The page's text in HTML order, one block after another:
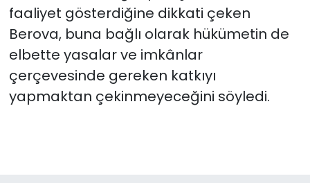
faaliyet gösterdiğine dikkati çeken
Berova, buna bağlı olarak hükümetin de
elbette yasalar ve imkânlar
çerçevesinde gereken katkıyı
yapmaktan çekinmeyeceğini söyledi.